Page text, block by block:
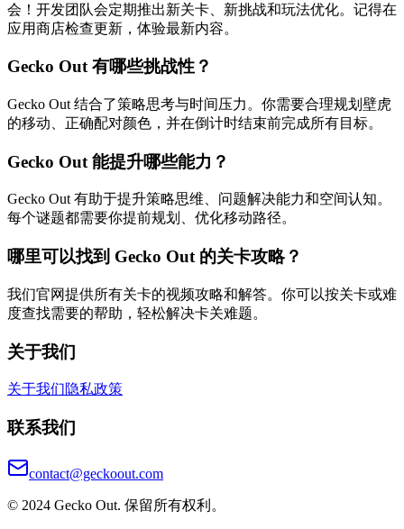
会！开发团队会定期推出新关卡、新挑战和玩法优化。记得在
应用商店检查更新，体验最新内容。
Gecko Out 有哪些挑战性？
Gecko Out 结合了策略思考与时间压力。你需要合理规划壁虎
的移动、正确配对颜色，并在倒计时结束前完成所有目标。
Gecko Out 能提升哪些能力？
Gecko Out 有助于提升策略思维、问题解决能力和空间认知。
每个谜题都需要你提前规划、优化移动路径。
哪里可以找到 Gecko Out 的关卡攻略？
我们官网提供所有关卡的视频攻略和解答。你可以按关卡或难
度查找需要的帮助，轻松解决卡关难题。
关于我们
关于我们隐私政策
联系我们
contact@geckoout.com
© 2024 Gecko Out. 保留所有权利。